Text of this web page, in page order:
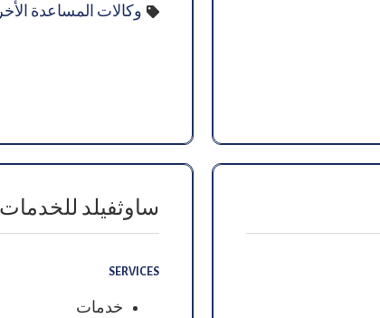
وكالات المساعدة
ساوثفيلد للخدمات
SERVICES
خدمات